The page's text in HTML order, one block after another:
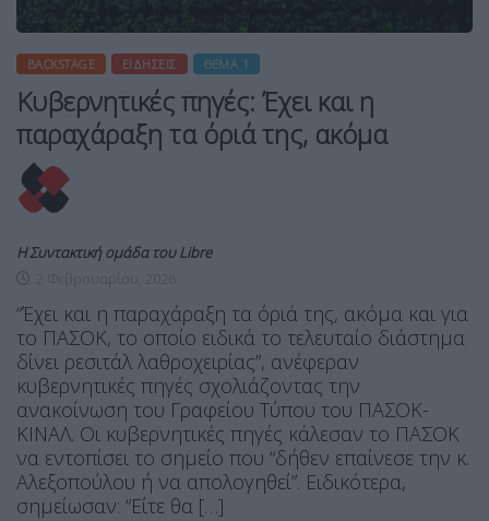
BACKSTAGE ΕΙΔΉΣΕΙΣ ΘΈΜΑ 1
Κυβερνητικές πηγές: Έχει και η
παραχάραξη τα όριά της, ακόμα
Η Συντακτική ομάδα του Libre
“Έχει και η παραχάραξη τα όριά της, ακόμα και για
το ΠΑΣΟΚ, το οποίο ειδικά το τελευταίο διάστημα
δίνει ρεσιτάλ λαθροχειρίας”, ανέφεραν
κυβερνητικές πηγές σχολιάζοντας την
ανακοίνωση του Γραφείου Τύπου του ΠΑΣΟΚ-
ΚΙΝΑΛ. Οι κυβερνητικές πηγές κάλεσαν το ΠΑΣΟΚ
να εντοπίσει το σημείο που “δήθεν επαίνεσε την κ.
Αλεξοπούλου ή να απολογηθεί”. Ειδικότερα,
σημείωσαν: “Είτε θα […]